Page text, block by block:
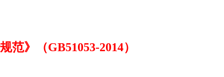
》（GB51053-2014）